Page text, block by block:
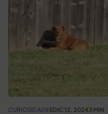
CURIOSIDADESDIC 12, 20243 MIN